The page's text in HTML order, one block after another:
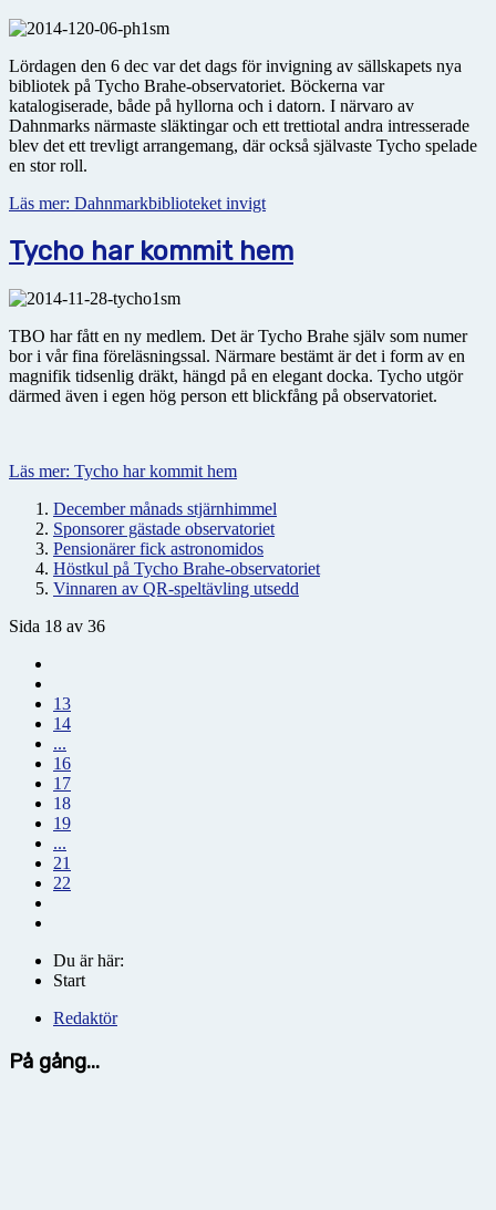
Lördagen den 6 dec var det dags för invigning av sällskapets nya
bibliotek på Tycho Brahe-observatoriet. Böckerna var
katalogiserade, både på hyllorna och i datorn. I närvaro av
Dahnmarks närmaste släktingar och ett trettiotal andra intresserade
blev det ett trevligt arrangemang, där också självaste Tycho spelade
en stor roll.
Läs mer: Dahnmarkbiblioteket invigt
Tycho har kommit hem
TBO har fått en ny medlem. Det är Tycho Brahe själv som numer
bor i vår fina föreläsningssal. Närmare bestämt är det i form av en
magnifik tidsenlig dräkt, hängd på en elegant docka. Tycho utgör
därmed även i egen hög person ett blickfång på observatoriet.
Läs mer: Tycho har kommit hem
December månads stjärnhimmel
Sponsorer gästade observatoriet
Pensionärer fick astronomidos
Höstkul på Tycho Brahe-observatoriet
Vinnaren av QR-speltävling utsedd
Sida 18 av 36
13
14
...
16
17
18
19
...
21
22
Du är här:
Start
Redaktör
På gång...